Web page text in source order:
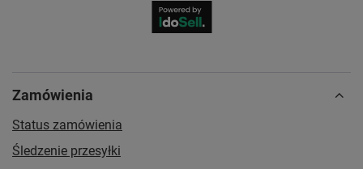
Zamówienia
Status zamówienia
Śledzenie przesyłki